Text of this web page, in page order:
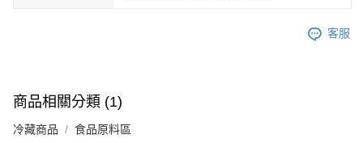
客服
商品相關分類 (1)
冷藏商品 食品原料區